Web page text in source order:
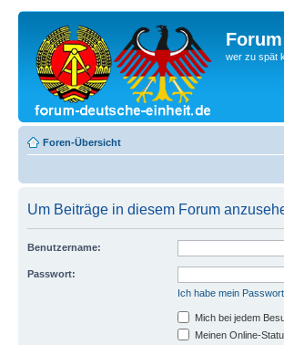
wer zu spät
Foren-Übersicht
Um Beiträge in diesem Forum
Benutzername:
Passwort:
Ich habe mein
Mich bei jedem
Meinen Online-